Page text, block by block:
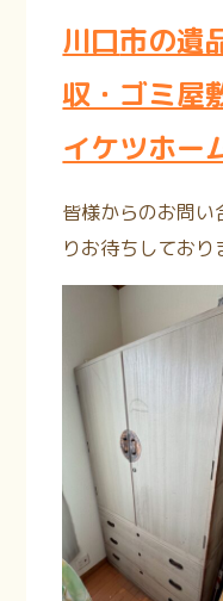
川口市の遺
収・ゴミ屋
イケツホー
皆様からのお問い
りお待ちしており